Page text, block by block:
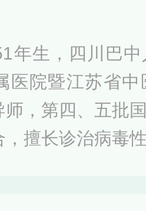
综合征、红斑
治规律，总结
治疗方法。
年生，四川巴
医院暨江苏省
，第四、五批
，擅长诊治病毒